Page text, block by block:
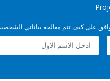
على كيف تتم معالجة بياناتي